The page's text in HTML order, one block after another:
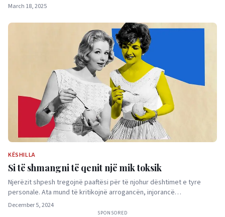
March 18, 2025
KËSHILLA
Si të shmangni të qenit një mik toksik
Njerëzit shpesh tregojnë paaftësi për të njohur dështimet e tyre
personale. Ata mund të kritikojnë arrogancën, injorancë…
December 5, 2024
SPONSORED